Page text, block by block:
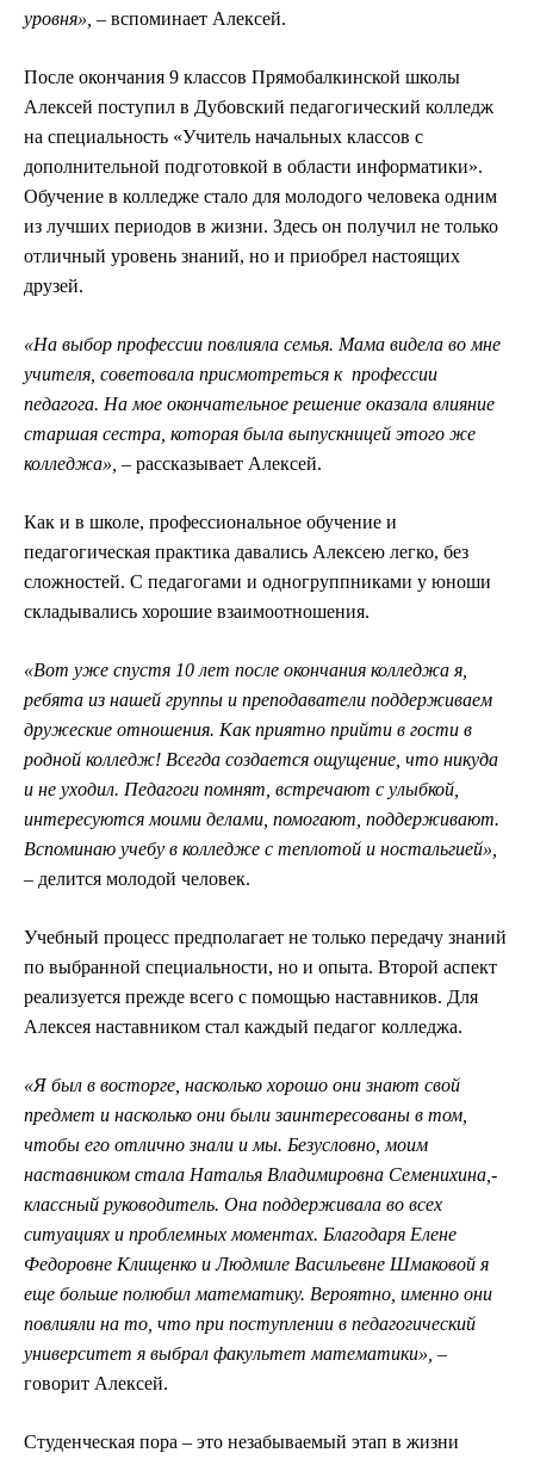
уровня», –­ вспоминает Алексей.
После окончания 9 классов Прямобалкинской школы
Алексей поступил в Дубовский педагогический колледж
на специальность «Учитель начальных классов с
дополнительной подготовкой в области информатики».
Обучение в колледже стало для молодого человека одним
из лучших периодов в жизни. Здесь он получил не только
отличный уровень знаний, но и приобрел настоящих
друзей.
«На выбор профессии повлияла семья. Мама видела во мне
учителя, советовала присмотреться к профессии
педагога. На мое окончательное решение оказала влияние
старшая сестра, которая была выпускницей этого же
колледжа», ­– рассказывает Алексей.
Как и в школе, профессиональное обучение и
педагогическая практика давались Алексею легко, без
сложностей. С педагогами и одногруппниками у юноши
складывались хорошие взаимоотношения.
«Вот уже спустя 10 лет после окончания колледжа я,
ребята из нашей группы и преподаватели поддерживаем
дружеские отношения. Как приятно прийти в гости в
родной колледж! Всегда создается ощущение, что никуда
и не уходил. Педагоги помнят, встречают с улыбкой,
интересуются моими делами, помогают, поддерживают.
Вспоминаю учебу в колледже с теплотой и ностальгией»,
– делится молодой человек.
Учебный процесс предполагает не только передачу знаний
по выбранной специальности, но и опыта. Второй аспект
реализуется прежде всего с помощью наставников. Для
Алексея наставником стал каждый педагог колледжа.
«Я был в восторге, насколько хорошо они знают свой
предмет и насколько они были заинтересованы в том,
чтобы его отлично знали и мы. Безусловно, моим
наставником стала Наталья Владимировна Семенихина,­
классный руководитель. Она поддерживала во всех
ситуациях и проблемных моментах. Благодаря Елене
Федоровне Клищенко и Людмиле Васильевне Шмаковой я
еще больше полюбил математику. Вероятно, именно они
повлияли на то, что при поступлении в педагогический
университет я выбрал факультет математики», ­ –
говорит Алексей.
Студенческая пора – это незабываемый этап в жизни